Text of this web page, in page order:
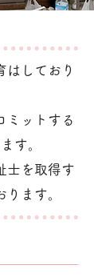
はしており
ミットする
す。
士を取得す
ります。